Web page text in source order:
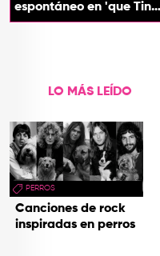
espontáneo en 'que Tin
que Tan'
LO MÁS LEÍDO
PERROS
Canciones de rock
inspiradas en perros